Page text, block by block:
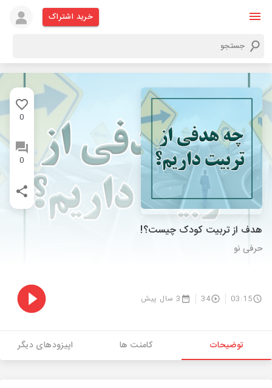
خرید اشتراک
0
0
هدف از تربیت کودک چیست؟!
حرفی نو
03:15
34 3 سال پیش
توضیحات کامنت ها اپیزودهای دیگر